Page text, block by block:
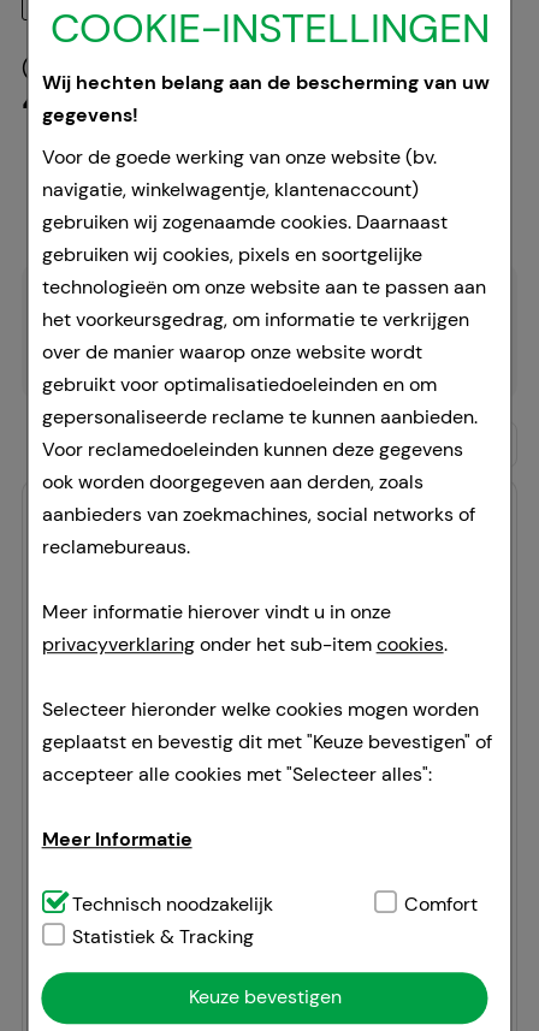
COOKIE-INSTELLINGEN
Wij hechten belang aan de bescherming van uw
gegevens!
Voor de goede werking van onze website (bv.
navigatie, winkelwagentje, klantenaccount)
gebruiken wij zogenaamde cookies. Daarnaast
gebruiken wij cookies, pixels en soortgelijke
technologieën om onze website aan te passen aan
het voorkeursgedrag, om informatie te verkrijgen
over de manier waarop onze website wordt
gebruikt voor optimalisatiedoeleinden en om
gepersonaliseerde reclame te kunnen aanbieden.
Voor reclamedoeleinden kunnen deze gegevens
ook worden doorgegeven aan derden, zoals
aanbieders van zoekmachines, social networks of
reclamebureaus.
Meer informatie hierover vindt u in onze
privacyverklaringonder het sub-itemcookies.
Selecteer hieronder welke cookies mogen worden
geplaatst en bevestig dit met "Keuze bevestigen" of
accepteer alle cookies met "Selecteer alles":
Meer Informatie
Technisch noodzakelijk:Dit zijn cookies die
noodzakelijk zijn voor de basisfuncties van onze
website (bv. navigatie, winkelwagentje,
klantenaccount), daarom kunnen deze niet worden
Technisch noodzakelijk
Comfort
Statistiek & Tracking
Keuze bevestigen
4,99 €¹
(
Tijdelijk niet leverbaar.
Zoek product Zoek fabrikant
Productomschrijving
Werkzame stof
Der Echinacin® Lipstick CARE+SUN von
Madaus dient zum Schutz der Lippen
Lichtschutzfaktor 20.
Bienenwachs wird die Gefahr von
Entzündungen gehemmt und die
Lippenwerden gegen Austrocknen